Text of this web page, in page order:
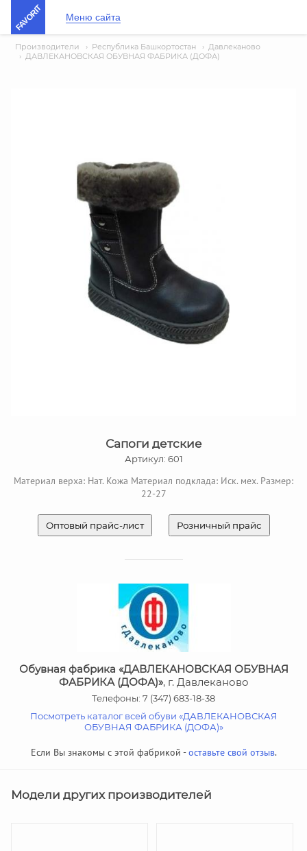
FAVORIT Меню сайта
Производители › Республика Башкортостан › Давлеканово
› ДАВЛЕКАНОВСКАЯ ОБУВНАЯ ФАБРИКА (ДОФА)
Сапоги детские
Артикул: 601
Материал верха: Нат. Кожа Материал подклада: Иск. мех. Размер:
22-27
Оптовый прайс-лист Розничный прайс
Обувная фабрика «ДАВЛЕКАНОВСКАЯ ОБУВНАЯ
ФАБРИКА (ДОФА)», г. Давлеканово
Телефоны: 7 (347) 683-18-38
Посмотреть каталог всей обуви «ДАВЛЕКАНОВСКАЯ
ОБУВНАЯ ФАБРИКА (ДОФА)»
Если Вы знакомы с этой фабрикой -оставьте свой отзыв.
Модели других производителей